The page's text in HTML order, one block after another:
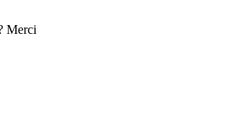
Merci